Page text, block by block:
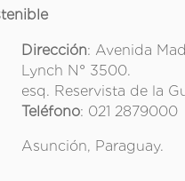
Dirección: Avenida
Lynch N° 3500.
esq. Reservista de la
Teléfono: 021 2879000
Asunción, Paraguay.